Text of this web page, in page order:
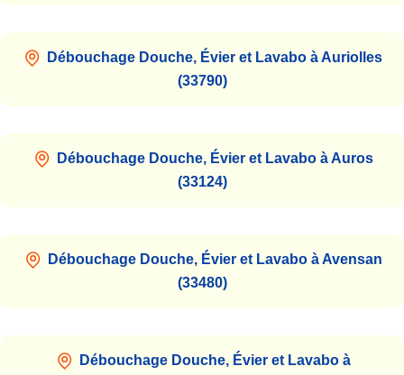
Débouchage Douche, Évier et Lavabo à Auriolles
(33790)
Débouchage Douche, Évier et Lavabo à Auros
(33124)
Débouchage Douche, Évier et Lavabo à Avensan
(33480)
Débouchage Douche, Évier et Lavabo à